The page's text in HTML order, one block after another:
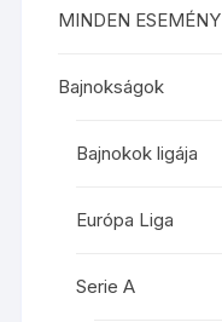
MINDEN ESEMÉNY
Bajnokságok
Bajnokok ligája
Európa Liga
Serie A